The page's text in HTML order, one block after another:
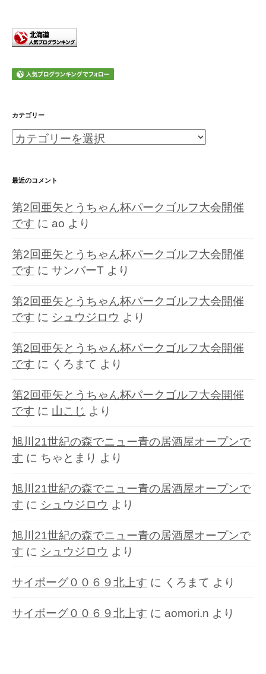
カテゴリー
カ
ゴ
ー
最近のコメント
第2回亜矢とうちゃん杯パークゴルフ大会開催
です に ao より
第2回亜矢とうちゃん杯パークゴルフ大会開催
です に サンバーT より
第2回亜矢とうちゃん杯パークゴルフ大会開催
です に シュウジロウ より
第2回亜矢とうちゃん杯パークゴルフ大会開催
です に くろまて より
第2回亜矢とうちゃん杯パークゴルフ大会開催
です に 山こじ より
旭川21世紀の森でニュー青の居酒屋オープンで
す に ちゃとまり より
旭川21世紀の森でニュー青の居酒屋オープンで
す に シュウジロウ より
旭川21世紀の森でニュー青の居酒屋オープンで
す に シュウジロウ より
サイボーグ００６９北上す に くろまて より
サイボーグ００６９北上す に aomori.n より